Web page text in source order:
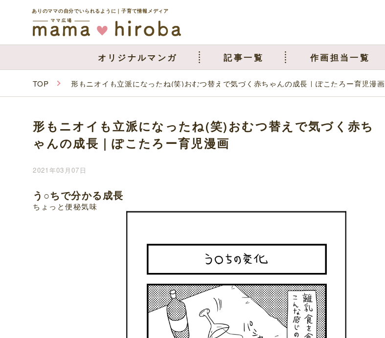
ありのママの自分でいられるように｜子育て情報メディア
オリジナルマンガ 記事一覧 作画担当一覧
TOP 形もニオイも立派になったね(笑)おむつ替えで気づく赤ちゃんの成長｜ぽこたろー育児漫画
形もニオイも立派になったね(笑)おむつ替えで気づく赤ち
ゃんの成長｜ぽこたろー育児漫画
2021年03月07日
う○ちで分かる成長
ちょっと便秘気味